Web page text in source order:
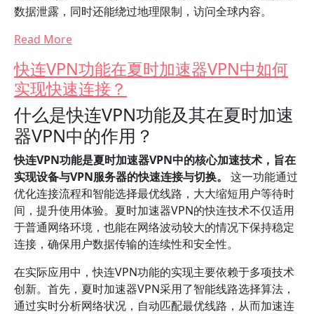
数据泄露，同时还能绕过地理限制，访问全球内容。
Read More
快连VPN功能在夏时加速器VPN中如何
实现快速连接？
什么是快连VPN功能及其在夏时加速
器VPN中的作用？
快连VPN功能是夏时加速器VPN中的核心加速技术，旨在
实现设备与VPN服务器的快速连接与切换。
这一功能通过
优化连接流程和智能选择最优线路，大大缩短用户等待时
间，提升使用体验。夏时加速器VPN的快连技术不仅适用
于普通网络环境，也能在网络波动较大的情况下保持稳定
连接，确保用户数据传输的连续性和安全性。
在实际应用中，快连VPN功能的实现主要依赖于多项技术
创新。首先，夏时加速器VPN采用了智能线路选择算法，
通过实时分析网络状况，自动匹配最优线路，从而加速连